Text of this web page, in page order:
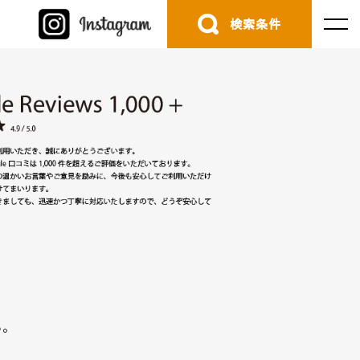
検索条件